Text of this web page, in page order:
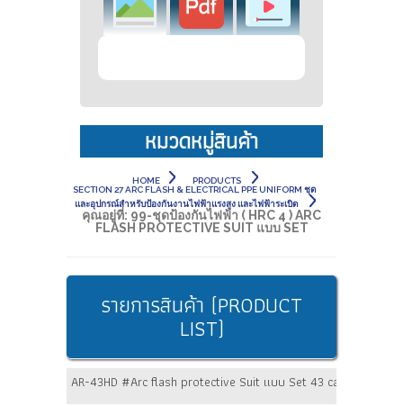
หมวดหมู่สินค้า
HOME
PRODUCTS
SECTION 27 ARC FLASH & ELECTRICAL PPE UNIFORM ชุด
และอุปกรณ์สำหรับป้องกันงานไฟฟ้าแรงสูง และไฟฟ้าระเบิด
คุณอยู่ที่: 99-ชุดป้องกันไฟฟ้า ( HRC 4 ) ARC
FLASH PROTECTIVE SUIT แบบ SET
รายการสินค้า (PRODUCT
LIST)
AR-43HD #Arc flash protective Suit แบบ Set 43 cal/cm2 [แบบ